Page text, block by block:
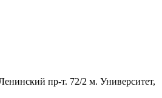
пр-т. 72/2 м. Университет,